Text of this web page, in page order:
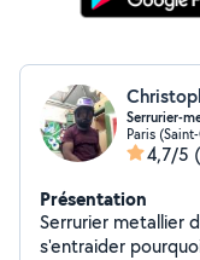
Serrurier-
Paris
4,7/5
Présentation
Serrurier metallier
s'entraider